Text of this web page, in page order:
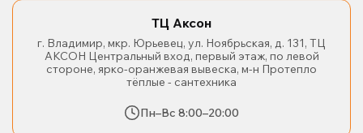
ТЦ Аксон
г. Владимир, мкр. Юрьевец, ул. Ноябрьская, д. 131, ТЦ
АКСОН Центральный вход, первый этаж, по левой
стороне, ярко-оранжевая вывеска, м-н Протепло
тёплые - сантехника
Пн–Вс 8:00–20:00